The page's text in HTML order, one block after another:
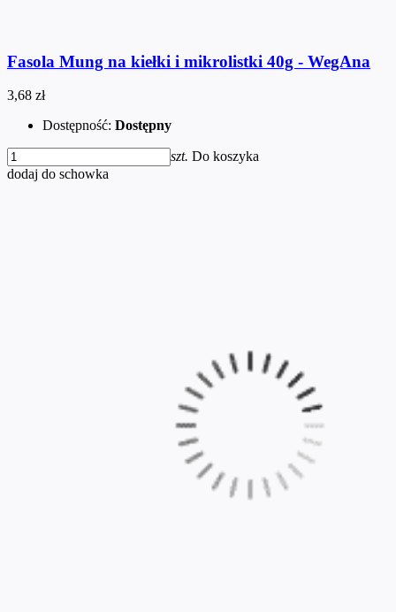
Fasola Mung na kiełki i mikrolistki 40g - WegAna
3,68 zł
Dostępność: Dostępny
szt. Do koszyka
dodaj do schowka